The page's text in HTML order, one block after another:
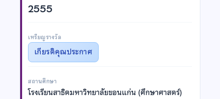
2555
เหรียญรางวัล
เกียรติคุณประกาศ
สถานศึกษา
โรงเรียนสาธิตมหาวิทยาลัยขอนแก่น (ศึกษาศาสตร์)